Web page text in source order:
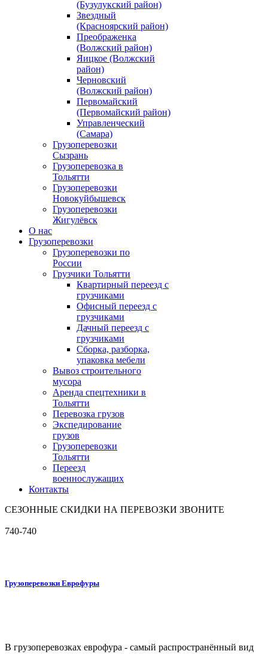
(Бузулукский район)
Звездный
(Красноярский район)
Преображенка
(Волжский район)
Яицкое (Волжский
район)
Черновский
(Волжский район)
Первомайский
(Первомайский район)
Управленческий
(Самара)
Грузоперевозки
Сызрань
Грузоперевозка в
Тольятти
Грузоперевозки
Новокуйбышевск
Грузоперевозки
Жигулёвск
О нас
Грузоперевозки
Грузоперевозки по
России
Грузчики Тольятти
Квартирный переезд с
грузчиками
Офисный переезд с
грузчиками
Дачный переезд с
грузчиками
Сборка, разборка,
упаковка мебели
Вывоз строительного
мусора
Аренда спецтехники в
Тольятти
Перевозка грузов
Экспедирование
грузов
Грузоперевозки
Тольятти
Переезд
военнослужащих
Контакты
СЕЗОННЫЕ СКИДКИ НА ПЕРЕВОЗКИ ЗВОНИТЕ
740-740
Грузоперевозки Еврофуры
В грузоперевозках еврофура - самый распространённый вид